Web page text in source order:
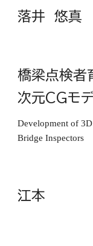
落井 悠真
橋梁点検者
次元CGモ
Development of
Bridge Inspectors
江本